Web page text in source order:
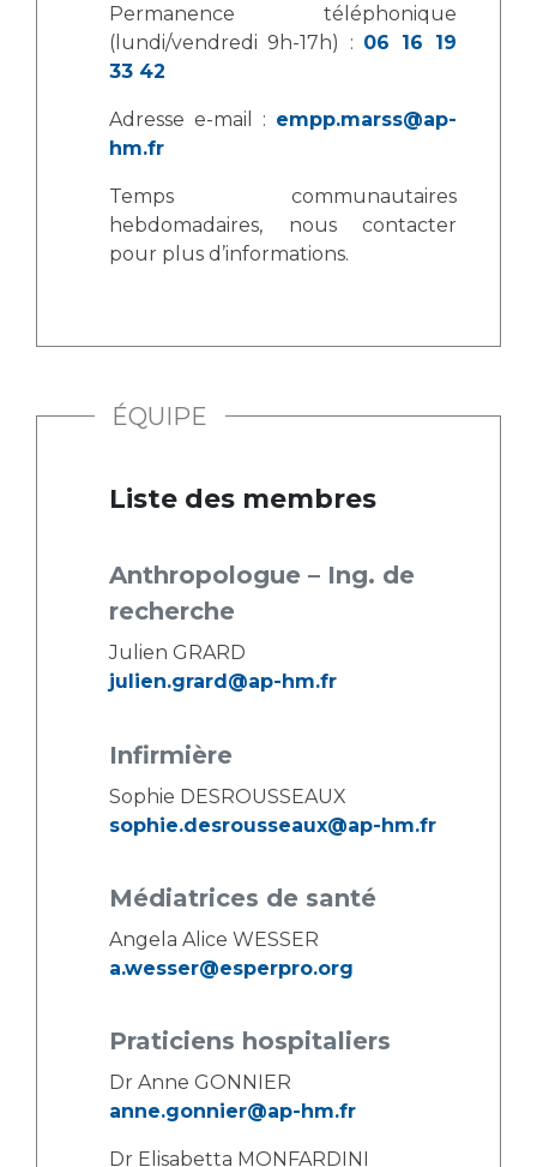
Lieu de santé sans tabac
Permanence téléphonique
(lundi/vendredi 9h-17h) : 06 16 19
33 42
Adresse e-mail : empp.marss@ap-
hm.fr
Temps communautaires
hebdomadaires, nous contacter
pour plus d’informations.
ÉQUIPE
Liste des membres
Anthropologue – Ing. de
recherche
Julien GRARD
julien.grard@ap-hm.fr
Infirmière
Sophie DESROUSSEAUX
sophie.desrousseaux@ap-hm.fr
Médiatrices de santé
Angela Alice WESSER
a.wesser@esperpro.org
Praticiens hospitaliers
Dr Anne GONNIER
anne.gonnier@ap-hm.fr
Dr Elisabetta MONFARDINI